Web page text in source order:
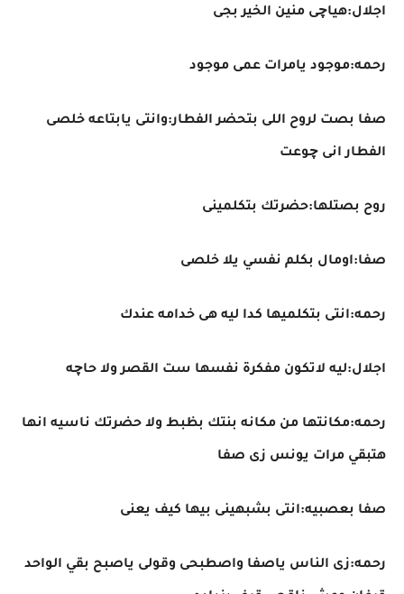
اجلال:هياچى منين الخير بجى
رحمه:موجود يامرات عمى موجود
صفا بصت لروح اللى بتحضر الفطار:وانتى يابتاعه خلصى
الفطار انى چوعت
روح بصتلها:حضرتك بتكلمينى
صفا:اومال بكلم نفسي يلا خلصى
رحمه:انتى بتكلميها كدا ليه هى خدامه عندك
اجلال:ليه لاتكون مفكرة نفسها ست القصر ولا حاچه
رحمه:مكانتها من مكانه بنتك بظبط ولا حضرتك ناسيه انها
هتبقي مرات يونس زى صفا
صفا بعصبيه:انتى بشبهينى بيها كيف يعنى
رحمه:زى الناس ياصفا واصطبحى وقولى ياصبح بقي الواحد